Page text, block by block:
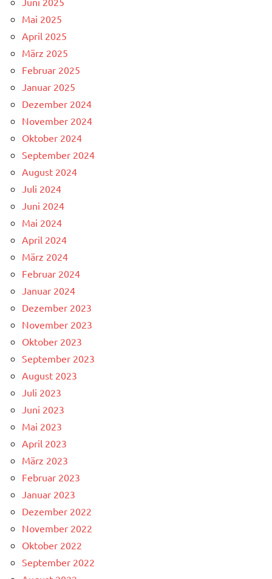
Mai 2025
April 2025
März 2025
Februar 2025
Januar 2025
Dezember 2024
November 2024
Oktober 2024
September 2024
August 2024
Juli 2024
Juni 2024
Mai 2024
April 2024
März 2024
Februar 2024
Januar 2024
Dezember 2023
November 2023
Oktober 2023
September 2023
August 2023
Juli 2023
Juni 2023
Mai 2023
April 2023
März 2023
Februar 2023
Januar 2023
Dezember 2022
November 2022
Oktober 2022
September 2022